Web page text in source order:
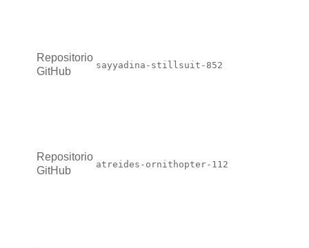
Repositorio
GitHub
sayyadina-stillsuit-852
Repositorio
GitHub
atreides-ornithopter-112